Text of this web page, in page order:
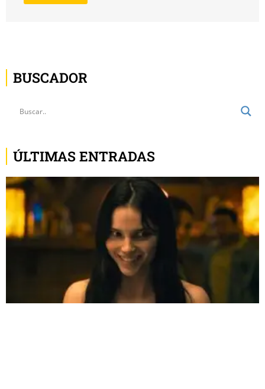
BUSCADOR
ÚLTIMAS ENTRADAS